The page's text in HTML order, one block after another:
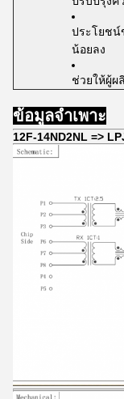
ประโยชน์
น้อยลง
ช่วยให้ผู้ผ
ข้อมูลจำเพาะ
12F-14ND2NL =>